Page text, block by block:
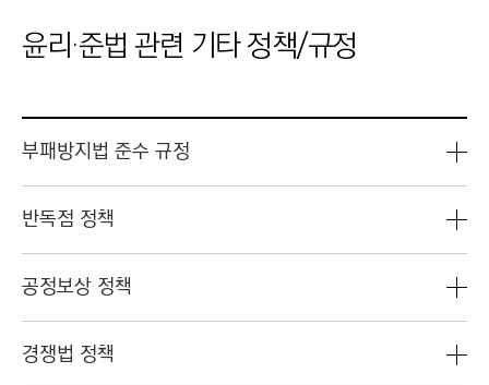
윤리·준법 관련 기타 정책/규정
부패방지법 준수 규정
반독점 정책
공정보상 정책
경쟁법 정책